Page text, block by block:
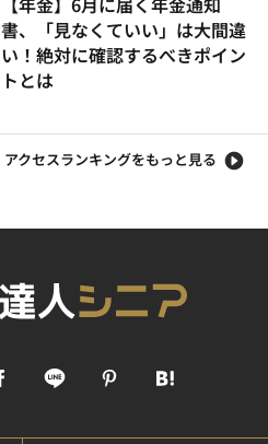
書、「見なくていい」は大間違
い！絶対に確認するべきポイン
トとは
アクセスランキングをもっと見る